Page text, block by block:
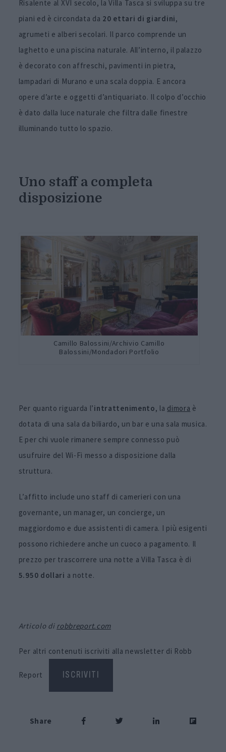
Risalente al XVI secolo, la Villa Tasca si sviluppa su tre
piani ed è circondata da 20 ettari di giardini,
agrumeti e alberi secolari. Il parco comprende un
laghetto e una piscina naturale. All’interno, il palazzo
è decorato con affreschi, pavimenti in pietra,
lampadari di Murano e una scala doppia. E ancora
opere d’arte e oggetti d’antiquariato. Il colpo d’occhio
è dato dalla luce naturale che filtra dalle finestre
illuminando tutto lo spazio.
Uno staff a completa
disposizione
Camillo Balossini/Archivio Camillo
Balossini/Mondadori Portfolio
Per quanto riguarda l’intrattenimento, la dimora è
dotata di una sala da biliardo, un bar e una sala musica.
E per chi vuole rimanere sempre connesso può
usufruire del Wi-Fi messo a disposizione dalla
struttura.
L’affitto include uno staff di camerieri con una
governante, un manager, un concierge, un
maggiordomo e due assistenti di camera. I più esigenti
possono richiedere anche un cuoco a pagamento. Il
prezzo per trascorrere una notte a Villa Tasca è di
5.950 dollari a notte.
Articolo di robbreport.com
Per altri contenuti iscriviti alla newsletter di Robb
Report ISCRIVITI
Share